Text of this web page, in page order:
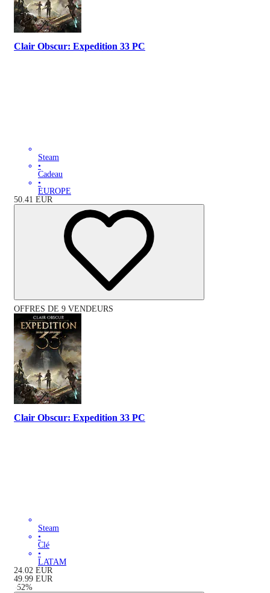
Clair Obscur: Expedition 33 PC
Steam
•
Cadeau
•
EUROPE
50.41 EUR
OFFRES DE 9 VENDEURS
Clair Obscur: Expedition 33 PC
Steam
•
Clé
•
LATAM
24.02 EUR
49.99 EUR
-52%